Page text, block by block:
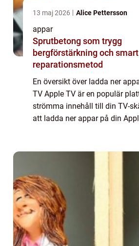
13 maj 2026 Alice Pettersson
appar
Sprutbetong som trygg
bergförstärkning och smart
reparationsmetod
En översikt över ladda ner
TV Apple TV är en populär
strömma innehåll till din TV-
att ladda ner appar på din